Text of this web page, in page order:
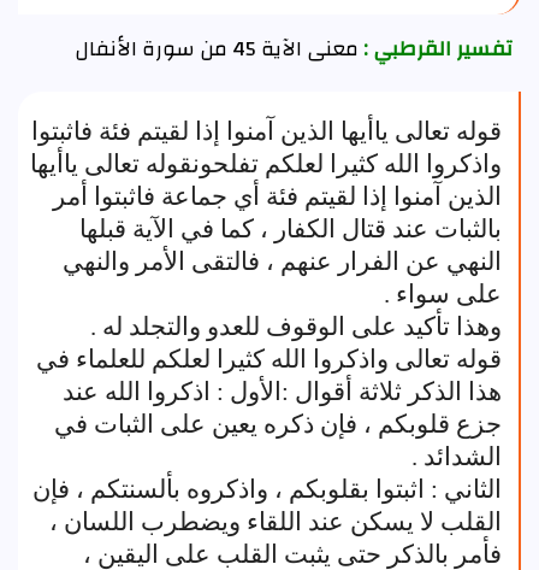
تفسير القرطبي :معنى الآية 45 من سورة الأنفال
قوله تعالى ياأيها الذين آمنوا إذا لقيتم فئة فاثبتوا
واذكروا الله كثيرا لعلكم تفلحونقوله تعالى ياأيها
الذين آمنوا إذا لقيتم فئة أي جماعة فاثبتوا أمر
بالثبات عند قتال الكفار ، كما في الآية قبلها
النهي عن الفرار عنهم ، فالتقى الأمر والنهي
على سواء .
وهذا تأكيد على الوقوف للعدو والتجلد له .
قوله تعالى واذكروا الله كثيرا لعلكم للعلماء في
هذا الذكر ثلاثة أقوال :الأول : اذكروا الله عند
جزع قلوبكم ، فإن ذكره يعين على الثبات في
الشدائد .
الثاني : اثبتوا بقلوبكم ، واذكروه بألسنتكم ، فإن
القلب لا يسكن عند اللقاء ويضطرب اللسان ،
فأمر بالذكر حتى يثبت القلب على اليقين ،